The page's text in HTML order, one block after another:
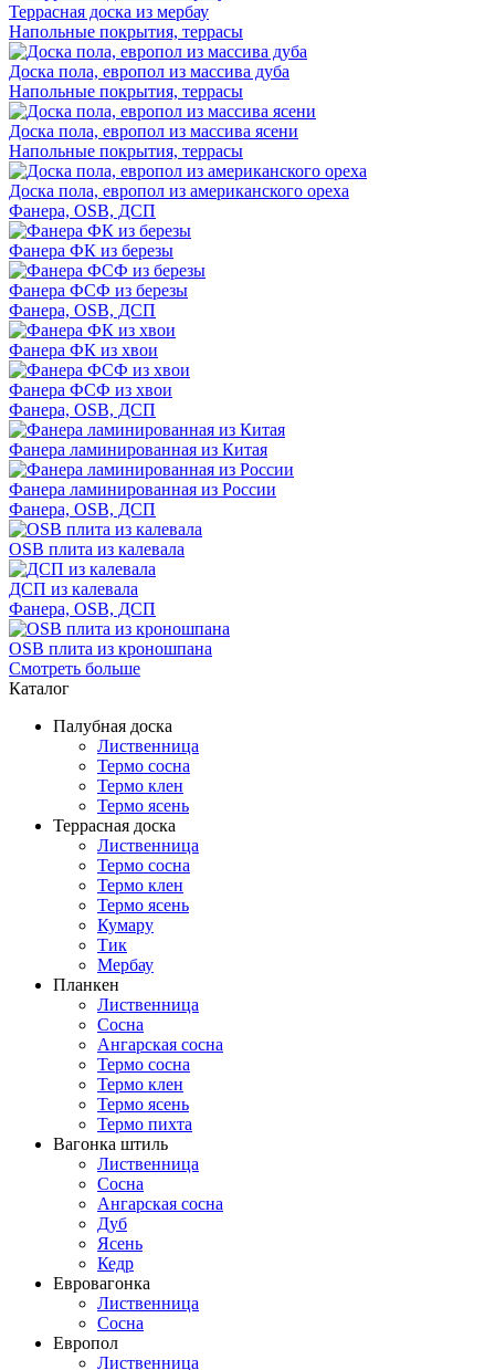
Террасная доска из мербау
Напольные покрытия, террасы
Доска пола, европол из массива дуба
Напольные покрытия, террасы
Доска пола, европол из массива ясени
Напольные покрытия, террасы
Доска пола, европол из американского ореха
Фанера, OSB, ДСП
Фанера ФК из березы
Фанера ФСФ из березы
Фанера, OSB, ДСП
Фанера ФК из хвои
Фанера ФСФ из хвои
Фанера, OSB, ДСП
Фанера ламинированная из Китая
Фанера ламинированная из России
Фанера, OSB, ДСП
OSB плита из калевала
ДСП из калевала
Фанера, OSB, ДСП
OSB плита из кроношпана
Смотреть больше
Каталог
Палубная доска
Лиственница
Термо сосна
Термо клен
Термо ясень
Террасная доска
Лиственница
Термо сосна
Термо клен
Термо ясень
Кумару
Тик
Мербау
Планкен
Лиственница
Сосна
Ангарская сосна
Термо сосна
Термо клен
Термо ясень
Термо пихта
Вагонка штиль
Лиственница
Сосна
Ангарская сосна
Дуб
Ясень
Кедр
Евровагонка
Лиственница
Сосна
Европол
Лиственница